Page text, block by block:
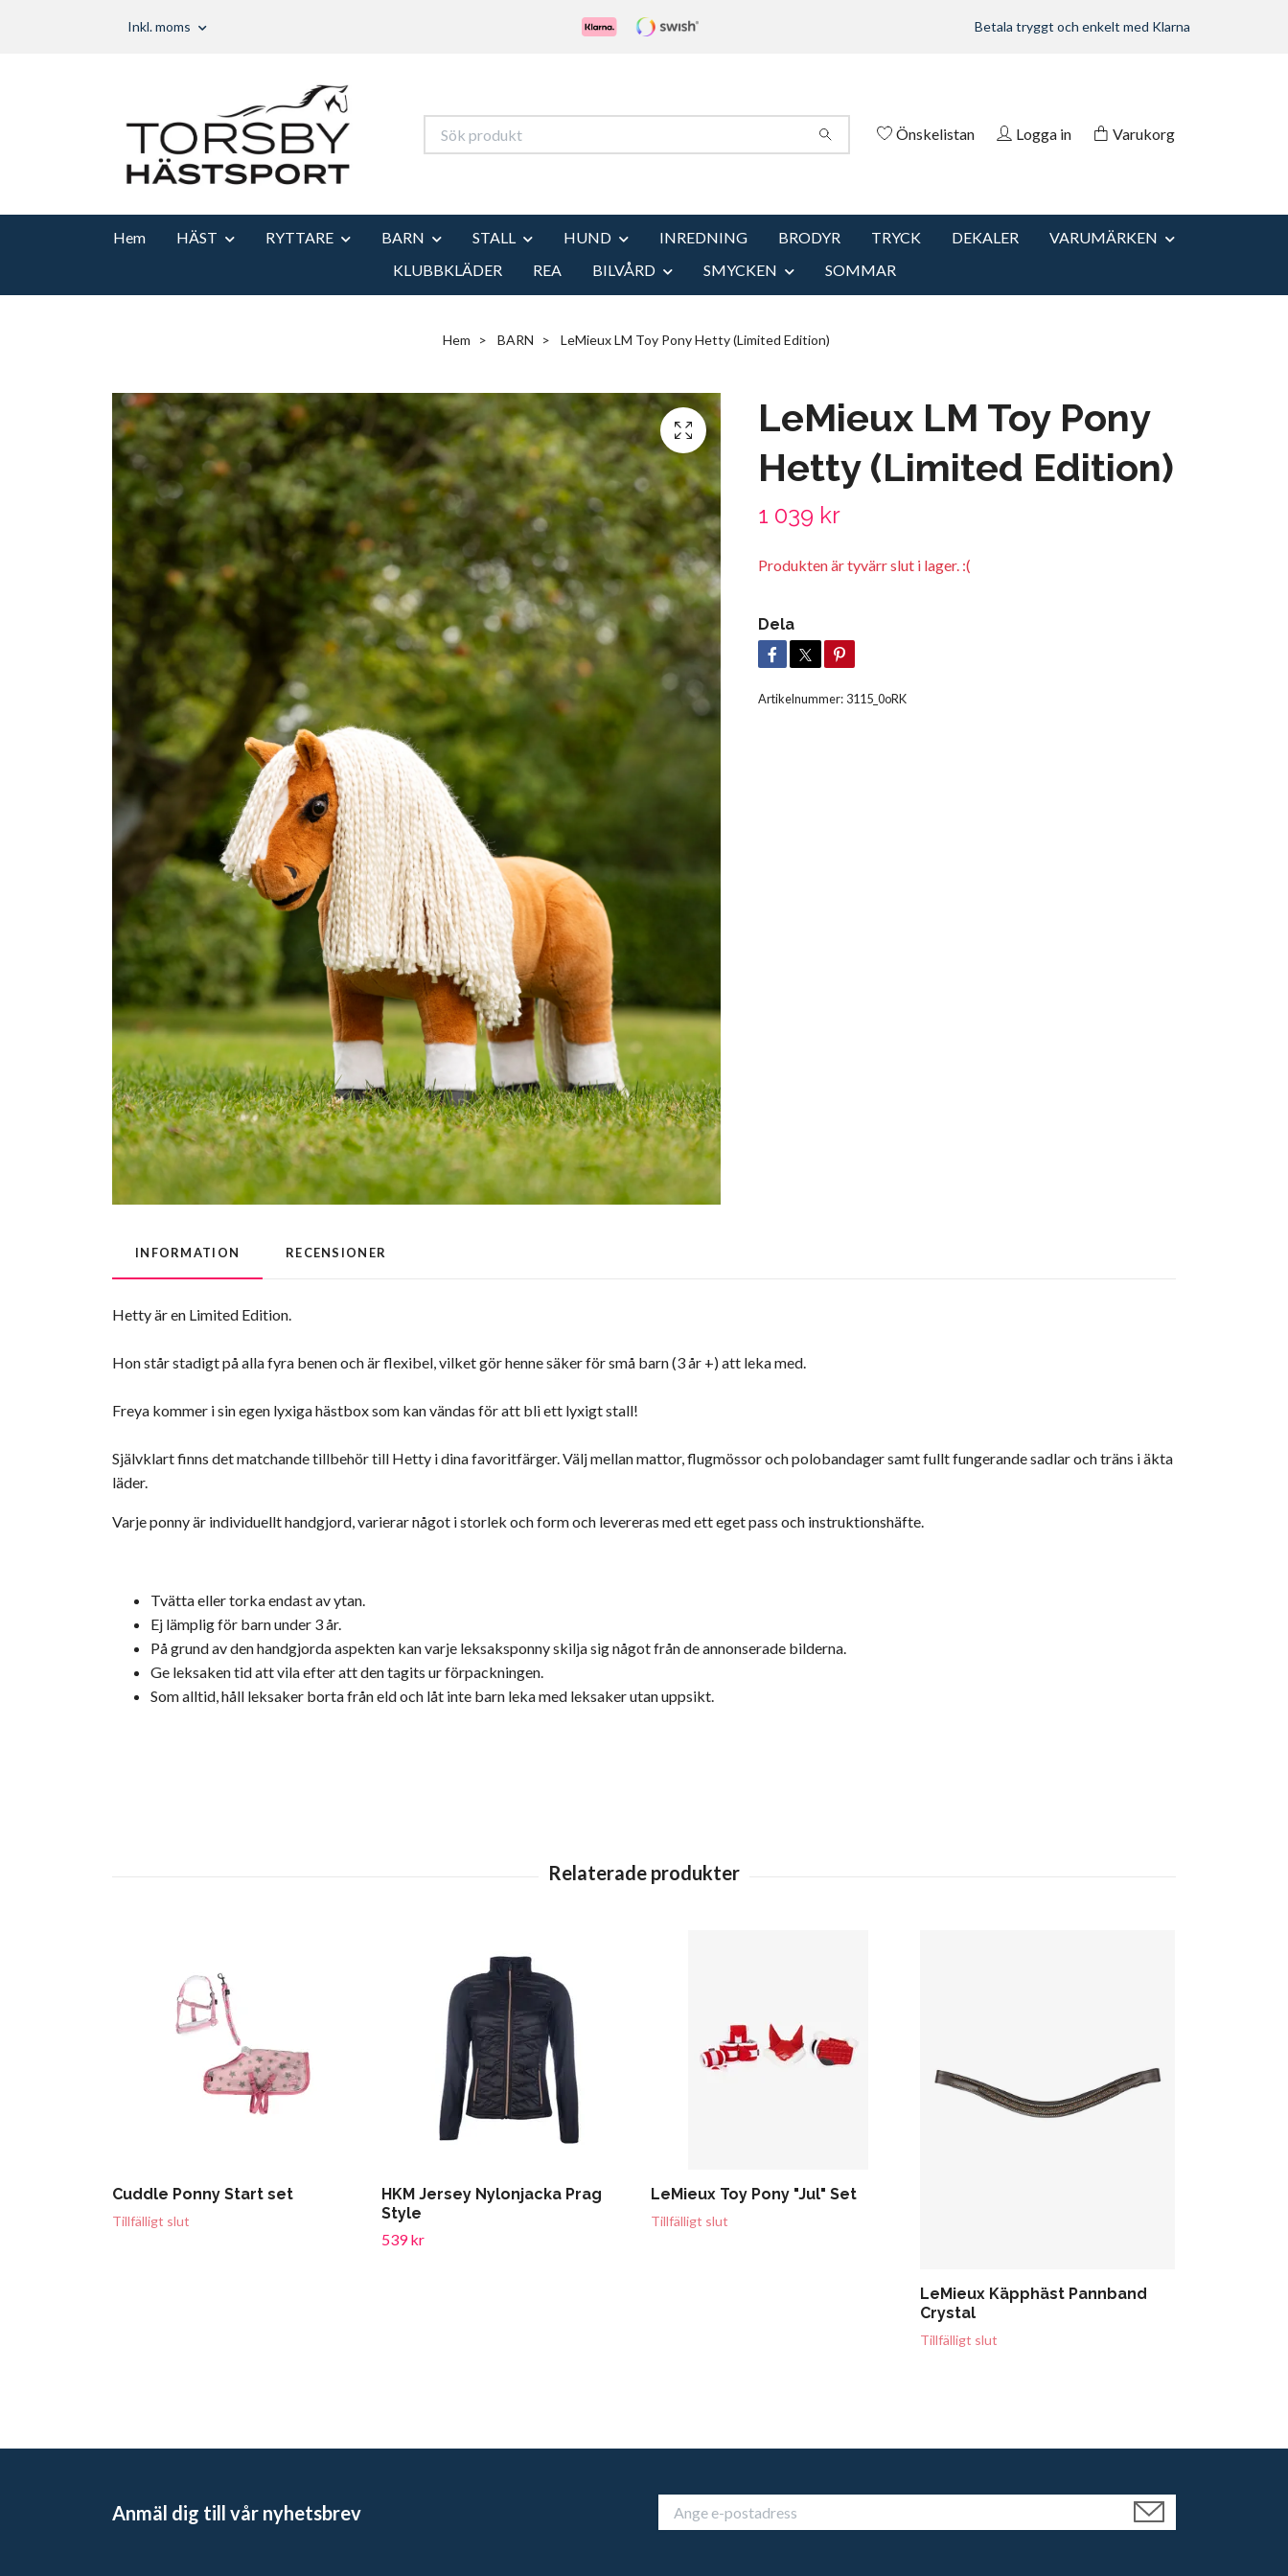
Inkl. moms Betala tryggt och enkelt med Klarna
Önskelistan Logga in Varukorg
Hem HÄST RYTTARE BARN STALL HUND INREDNING BRODYR TRYCK DEKALER
VARUMÄRKEN
KLUBBKLÄDER
REA BILVÅRD SMYCKEN SOMMAR
Hem BARN LeMieux LM Toy Pony Hetty (Limited Edition)
LeMieux LM Toy Pony
Hetty (Limited Edition)
1 039 kr
Produkten är tyvärr slut i lager. :(
Dela
Artikelnummer: 3115_0oRK
INFORMATION RECENSIONER
Hetty är en Limited Edition.
Hon står stadigt på alla fyra benen och är flexibel, vilket gör henne säker för små barn (3 år +) att leka med.
Freya kommer i sin egen lyxiga hästbox som kan vändas för att bli ett lyxigt stall!
Självklart finns det matchande tillbehör till Hetty i dina favoritfärger. Välj mellan mattor, flugmössor och polobandager samt fullt fungerande sadlar och träns i äkta
läder.
Varje ponny är individuellt handgjord, varierar något i storlek och form och levereras med ett eget pass och instruktionshäfte.
Tvätta eller torka endast av ytan.
Ej lämplig för barn under 3 år.
På grund av den handgjorda aspekten kan varje leksaksponny skilja sig något från de annonserade bilderna.
Ge leksaken tid att vila efter att den tagits ur förpackningen.
Som alltid, håll leksaker borta från eld och låt inte barn leka med leksaker utan uppsikt.
Cuddle Ponny Start set
Tillfälligt slut
HKM Jersey Nylonjacka Prag
Style
539 kr
LeMieux Toy Pony "Jul" Set
Tillfälligt slut
LeMieux Käpphäst Pannband
Crystal
Tillfälligt slut
Anmäl dig till vår nyhetsbrev